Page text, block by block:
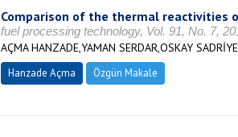
Comparison of the thermal reactivities
fuel processing technology, Vol. 91, No. 7,
AÇMA HANZADE,YAMAN SERDAR,OSKAY SADRİYE
Hanzade Açma Özgün Makale